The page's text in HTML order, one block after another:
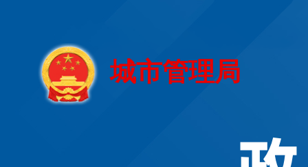
城市管理局